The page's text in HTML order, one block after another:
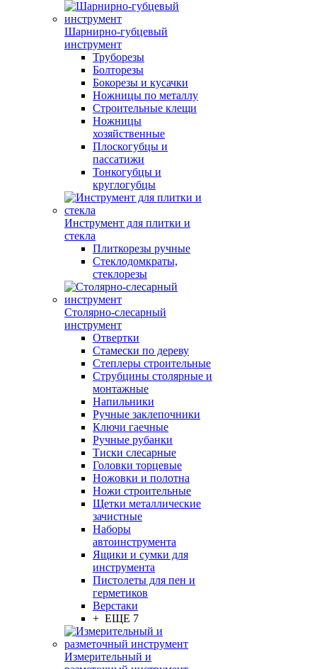
Шарнирно-губцевый
инструмент
Труборезы
Болторезы
Бокорезы и кусачки
Ножницы по металлу
Строительные клещи
Ножницы
хозяйственные
Плоскогубцы и
пассатижи
Тонкогубцы и
круглогубцы
Инструмент для плитки и
стекла
Плиткорезы ручные
Стеклодомкраты,
стеклорезы
Столярно-слесарный
инструмент
Отвертки
Стамески по дереву
Степлеры строительные
Струбцины столярные и
монтажные
Напильники
Ручные заклепочники
Ключи гаечные
Ручные рубанки
Тиски слесарные
Головки торцевые
Ножовки и полотна
Ножи строительные
Щетки металлические
зачистные
Наборы
автоинструмента
Ящики и сумки для
инструмента
Пистолеты для пен и
герметиков
Верстаки
+ ЕЩЕ 7
Измерительный и